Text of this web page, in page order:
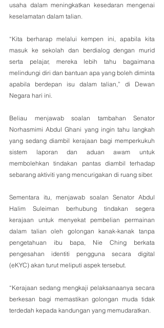
usaha dalam meningkatkan kesedaran mengenai
keselamatan dalam talian.
“Kita berharap melalui kempen ini, apabila kita
masuk ke sekolah dan berdialog dengan murid
serta pelajar, mereka lebih tahu bagaimana
melindungi diri dan bantuan apa yang boleh diminta
apabila berdepan isu dalam talian,” di Dewan
Negara hari ini.
Beliau menjawab soalan tambahan Senator
Norhasmimi Abdul Ghani yang ingin tahu langkah
yang sedang diambil kerajaan bagi memperkukuh
sistem laporan dan aduan awam untuk
membolehkan tindakan pantas diambil terhadap
sebarang aktiviti yang mencurigakan di ruang siber.
Sementara itu, menjawab soalan Senator Abdul
Halim Suleiman berhubung tindakan segera
kerajaan untuk menyekat pembelian permainan
dalam talian oleh golongan kanak-kanak tanpa
pengetahuan ibu bapa, Nie Ching berkata
pengesahan identiti pengguna secara digital
(eKYC) akan turut meliputi aspek tersebut.
“Kerajaan sedang mengkaji pelaksanaanya secara
berkesan bagi memastikan golongan muda tidak
terdedah kepada kandungan yang memudaratkan.